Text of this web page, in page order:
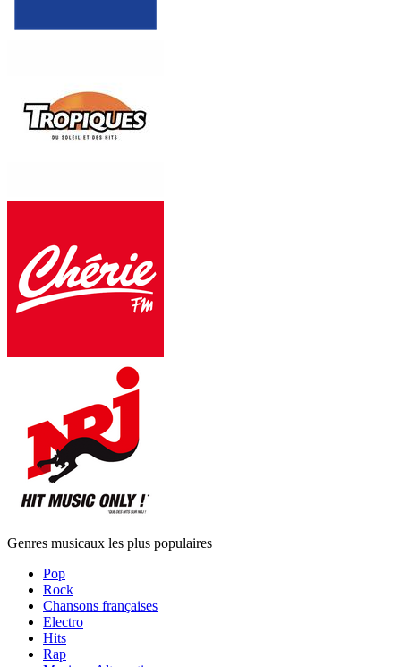
Genres musicaux les plus populaires
Pop
Rock
Chansons françaises
Electro
Hits
Rap